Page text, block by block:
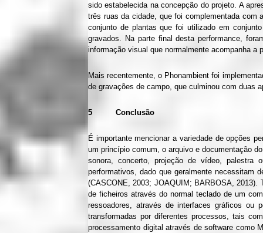
sido estabelecida na concepção do projeto. A
três ruas da cidade, que foi complementada com
conjunto de plantas que foi utilizado em
gravados. Na parte final desta performance,
informação visual que normalmente acompanha a
Mais recentemente, o Phonambient foi
de gravações de campo, que culminou com duas
5 Conclusão
É importante mencionar a variedade de opções
um princípio comum, o arquivo e documentação
sonora, concerto, projeção de vídeo, palestra
performativos, dado que geralmente necessitam
(CASCONE, 2003; JOAQUIM; BARBOSA,
de ficheiros através do normal teclado de um
ressoadores, através de interfaces gráficos ou
transformadas por diferentes processos, tais
processamento digital através de software como